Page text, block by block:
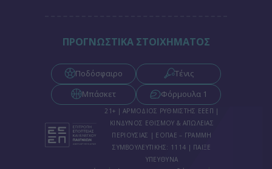
ΠΡΟΓΝΩΣΤΙΚΑ ΣΤΟΙΧΗΜΑΤΟΣ
Ποδόσφαιρο
Τένις
Μπάσκετ
Φόρμουλα 1
21+ | ΑΡΜΟΔΙΟΣ ΡΥΘΜΙΣΤΗΣ ΕΕΕΠ |
ΚΙΝΔΥΝΟΣ ΕΘΙΣΜΟΥ & ΑΠΩΛΕΙΑΣ
ΠΕΡΙΟΥΣΙΑΣ | ΕΟΠΑΕ – ΓΡΑΜΜΗ
ΣΥΜΒΟΥΛΕΥΤΙΚΗΣ: 1114 | ΠΑΙΞΕ
ΥΠΕΥΘΥΝΑ